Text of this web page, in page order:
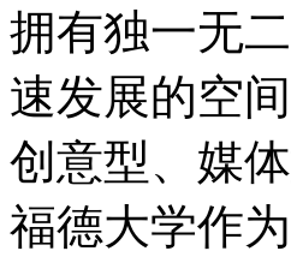
拥有独一无
速发展的空
创意型、媒
福德大学作